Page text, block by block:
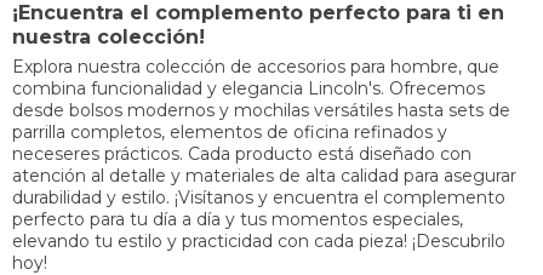
¡Encuentra el complemento perfecto para ti en
nuestra colección!
Explora nuestra colección de accesorios para hombre, que
combina funcionalidad y elegancia Lincoln's. Ofrecemos
desde bolsos modernos y mochilas versátiles hasta sets de
parrilla completos, elementos de oficina refinados y
neceseres prácticos. Cada producto está diseñado con
atención al detalle y materiales de alta calidad para asegurar
durabilidad y estilo. ¡Visítanos y encuentra el complemento
perfecto para tu día a día y tus momentos especiales,
elevando tu estilo y practicidad con cada pieza! ¡Descubrilo
hoy!